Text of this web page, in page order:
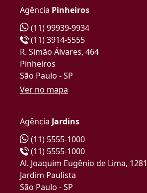
Agência Pinheiros
(11) 99939-9934
(11) 3914-5555
R. Simão Álvares, 464
Pinheiros
São Paulo - SP
Ver no mapa
Agência Jardins
(11) 5555-1000
(11) 5555-1000
Al. Joaquim Eugênio de Lima, 1281
Jardim Paulista
São Paulo - SP